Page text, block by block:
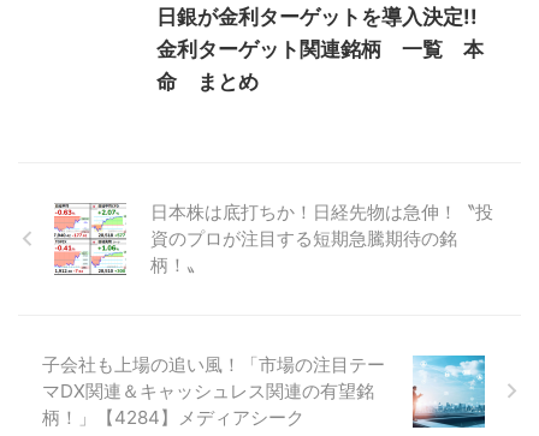
日銀が金利ターゲットを導入決定!!
金利ターゲット関連銘柄 一覧 本
命 まとめ
日本株は底打ちか！日経先物は急伸！〝投
資のプロが注目する短期急騰期待の銘
柄！〟
子会社も上場の追い風！「市場の注目テー
マDX関連＆キャッシュレス関連の有望銘
柄！」【4284】メディアシーク